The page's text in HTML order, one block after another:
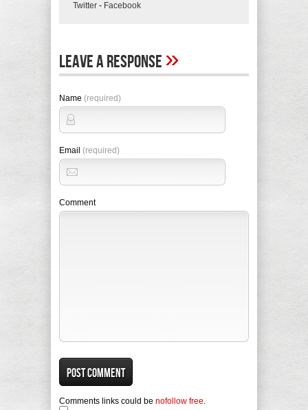
Twitter - Facebook
Leave A Response»
Name (required)
Email (required)
Comment
Comments links could be nofollow free.